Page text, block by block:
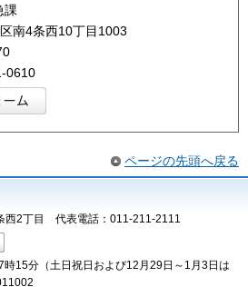
課
南4条西10丁目1003
0610
ページの先頭へ戻る
西2丁目 代表電話：011-211-2111
15分（土日祝日および12月29日～1月3日は